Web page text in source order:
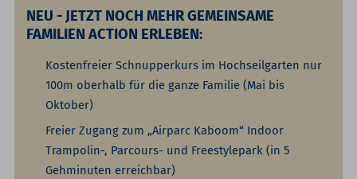
NEU - JETZT NOCH MEHR GEMEINSAME
FAMILIEN ACTION ERLEBEN:
Kostenfreier Schnupperkurs im Hochseilgarten nur
100m oberhalb für die ganze Familie (Mai bis
Oktober)
Freier Zugang zum „Airparc Kaboom“ Indoor
Trampolin-, Parcours- und Freestylepark (in 5
Gehminuten erreichbar)